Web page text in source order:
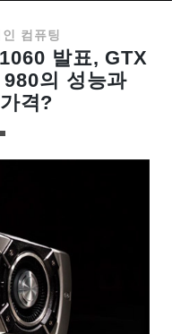
인 컴퓨팅
발표, GTX
의 성능과
격?